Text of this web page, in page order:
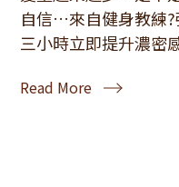
自信…來自健身教練
三小時立即提升濃密
Read More